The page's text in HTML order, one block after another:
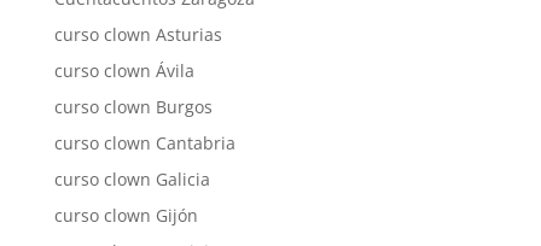
curso clown Asturias
curso clown Ávila
curso clown Burgos
curso clown Cantabria
curso clown Galicia
curso clown Gijón